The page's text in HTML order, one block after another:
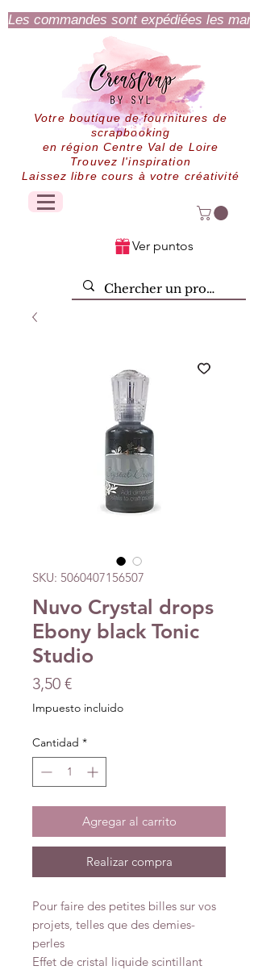
Les commandes sont expédiées les
Votre boutique de fournitures de
scrapbooking
en région Centre Val de Loire
Trouvez l'inspiration
Laissez libre cours à votre créativité
Ver puntos
SKU: 5060407156507
Nuvo Crystal drops
Ebony black Tonic
Studio
3,50 €Precio
Impuesto incluido
Cantidad *
Agregar al carrito
Realizar compra
Pour faire des petites billes sur vos
projets, telles que des demies-
perles
Effet de cristal liquide scintillant